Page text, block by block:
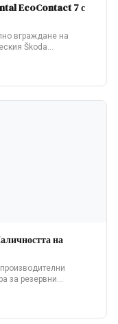
EcoContact 7 с
вграждане на
Škoda…
на
за резервни…